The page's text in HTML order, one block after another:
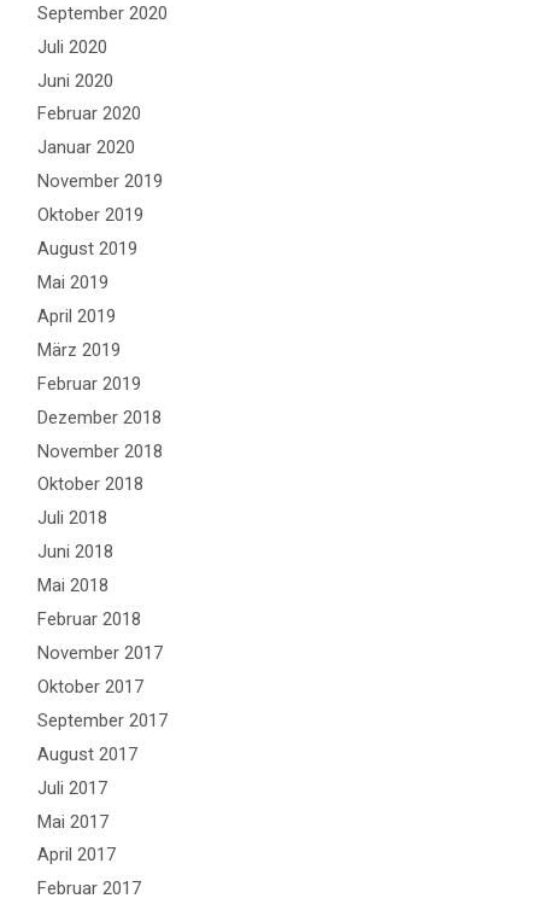
September 2020
Juli 2020
Juni 2020
Februar 2020
Januar 2020
November 2019
Oktober 2019
August 2019
Mai 2019
April 2019
März 2019
Februar 2019
Dezember 2018
November 2018
Oktober 2018
Juli 2018
Juni 2018
Mai 2018
Februar 2018
November 2017
Oktober 2017
September 2017
August 2017
Juli 2017
Mai 2017
April 2017
Februar 2017